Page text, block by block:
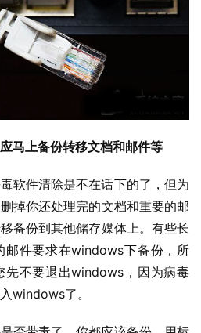
马上备份转移文档和邮件等
掉你还处理完的文档和重要的邮
备份到其他储存媒体上。有些长
邮件要求在windows下备份，所
先不要退出windows，因为病毒
windows了。